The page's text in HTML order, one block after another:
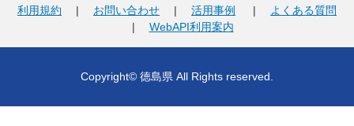
利用規約 | お問い合わせ | 活用事例 |
よくある質問
| WebAPI利用案内
Copyright© 徳島県 All Rights reserved.